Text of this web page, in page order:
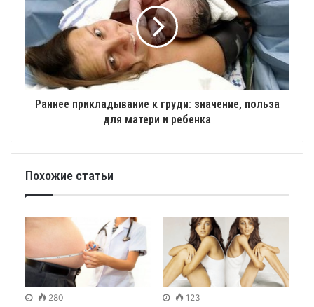
Раннее прикладывание к груди: значение, польза
для матери и ребенка
Похожие статьи
280 123